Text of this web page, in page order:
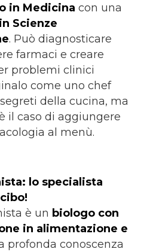
in Medicina con una
Scienze
. Può diagnosticare
farmaci e creare
problemi clinici
come uno chef
della cucina, ma
il caso di aggiungere
al menù.
lo specialista
è un biologo con
in alimentazione e
profonda conoscenza